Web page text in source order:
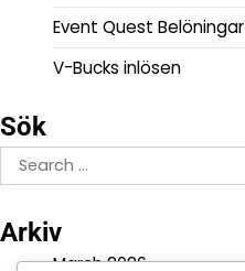
Event Quest Belöningar
V-Bucks inlösen
Sök
Search
for:
Arkiv
March 2026